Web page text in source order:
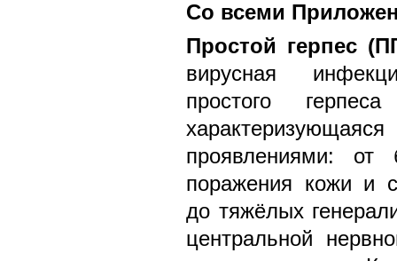
Со всеми
Простой герпес
вирусная
простого
проявлениями: от
поражения кожи и
до тяжёлых
центральной